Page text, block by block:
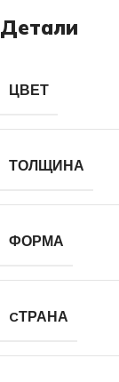
Детали
ЦВЕТ
ТОЛЩИНА
ФОРМА
CТРАНА